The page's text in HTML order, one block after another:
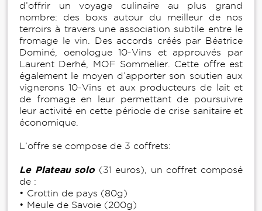
d’offrir un voyage culinaire au plus grand
nombre: des boxs autour du meilleur de nos
terroirs à travers une association subtile entre le
fromage le vin. Des accords créés par Béatrice
Dominé, oenologue 10-Vins et approuvés par
Laurent Derhé, MOF Sommelier. Cette offre est
également le moyen d’apporter son soutien aux
vignerons 10-Vins et aux producteurs de lait et
de fromage en leur permettant de poursuivre
leur activité en cette période de crise sanitaire et
économique.
L’offre se compose de 3 coffrets:
Le Plateau solo (31 euros), un coffret composé
de :
• Crottin de pays (80g)
• Meule de Savoie (200g)